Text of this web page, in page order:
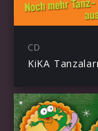
CD
KiKA